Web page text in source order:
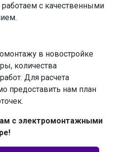
с качественными
в новостройке
количества
Для расчета
предоставить нам план
с электромонтажными